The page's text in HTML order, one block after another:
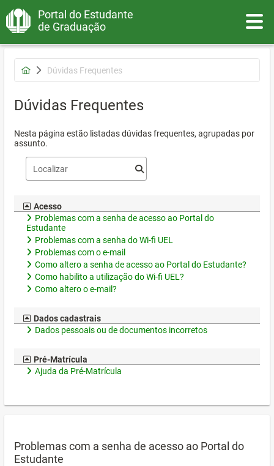
Portal do Estudante
de Graduação
Dúvidas Frequentes
Dúvidas Frequentes
Nesta página estão listadas dúvidas frequentes, agrupadas por
assunto.
Acesso
Problemas com a senha de acesso ao Portal do
Estudante
Problemas com a senha do Wi-fi UEL
Problemas com o e-mail
Como altero a senha de acesso ao Portal do Estudante?
Como habilito a utilização do Wi-fi UEL?
Como altero o e-mail?
Dados cadastrais
Dados pessoais ou de documentos incorretos
Pré-Matrícula
Ajuda da Pré-Matrícula
Problemas com a senha de acesso ao Portal do
Estudante